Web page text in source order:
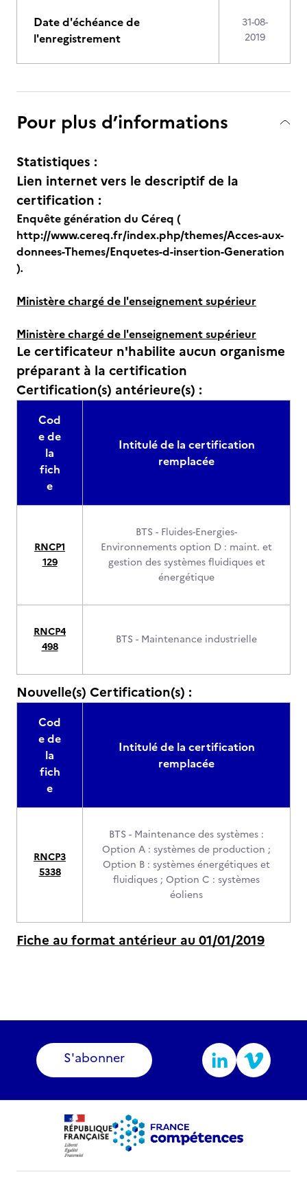
Date d'échéance de
l'enregistrement
31-08-
2019
Pour plus d’informations
Statistiques :
Lien internet vers le descriptif de la
certification :
Enquête génération du Céreq (
http://www.cereq.fr/index.php/themes/Acces-aux-
donnees-Themes/Enquetes-d-insertion-Generation
).
Ministère chargé de l'enseignement supérieur
Ministère chargé de l'enseignement supérieur
Le certificateur n'habilite aucun organisme
préparant à la certification
Certification(s) antérieure(s) :
Cod
e de
la
fich
e
Intitulé de la certification
remplacée
RNCP1
129
BTS - Fluides-Energies-
Environnements option D : maint. et
gestion des systèmes fluidiques et
énergétique
RNCP4
498
BTS - Maintenance industrielle
Nouvelle(s) Certification(s) :
Cod
e de
la
fich
e
Intitulé de la certification
remplacée
RNCP3
5338
BTS - Maintenance des systèmes :
Option A : systèmes de production ;
Option B : systèmes énergétiques et
fluidiques ; Option C : systèmes
éoliens
Fiche au format antérieur au 01/01/2019
S'abonner